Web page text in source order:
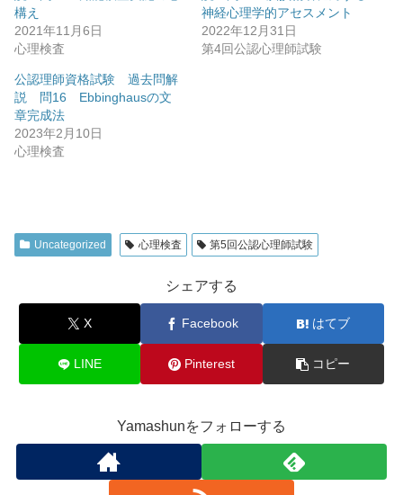
構え
2021年11月6日
心理検査
神経心理学的アセスメント
2022年12月31日
第4回公認心理師試験
公認理師資格試験 過去問解
説 問16 Ebbinghausの文
章完成法
2023年2月10日
心理検査
Uncategorized 心理検査 第5回公認心理師試験
シェアする
X Facebook はてブ
LINE Pinterest コピー
Yamashunをフォローする